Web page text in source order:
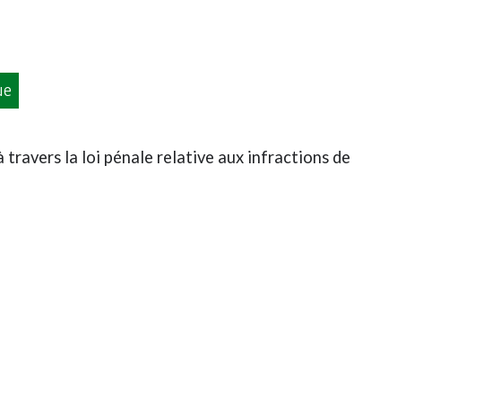
travers la loi pénale relative aux infractions de